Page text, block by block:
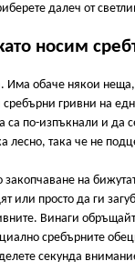
далеч от
носим
Има обаче някои
гривни на
по-изпъкнали и да
лесно, така че не
на
или просто да ги
Винаги
сребърните
секунда